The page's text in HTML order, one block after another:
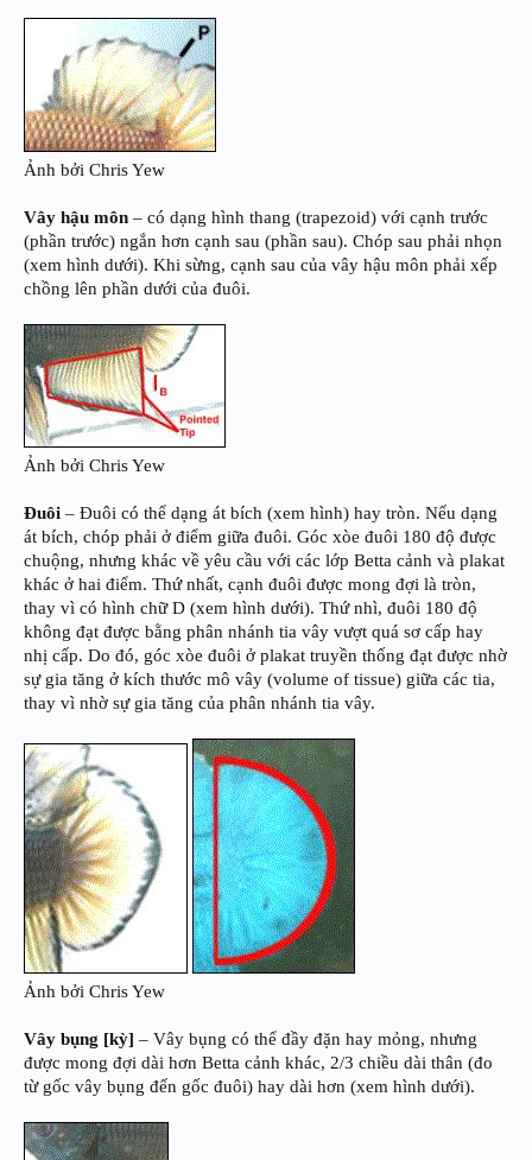
Ảnh bởi Chris Yew
Vây hậu môn – có dạng hình thang (trapezoid) với cạnh trước
(phần trước) ngắn hơn cạnh sau (phần sau). Chóp sau phải nhọn
(xem hình dưới). Khi sừng, cạnh sau của vây hậu môn phải xếp
chồng lên phần dưới của đuôi.
Ảnh bởi Chris Yew
Đuôi – Đuôi có thể dạng át bích (xem hình) hay tròn. Nếu dạng
át bích, chóp phải ở điểm giữa đuôi. Góc xòe đuôi 180 độ được
chuộng, nhưng khác về yêu cầu với các lớp Betta cảnh và plakat
khác ở hai điểm. Thứ nhất, cạnh đuôi được mong đợi là tròn,
thay vì có hình chữ D (xem hình dưới). Thứ nhì, đuôi 180 độ
không đạt được bằng phân nhánh tia vây vượt quá sơ cấp hay
nhị cấp. Do đó, góc xòe đuôi ở plakat truyền thống đạt được nhờ
sự gia tăng ở kích thước mô vây (volume of tissue) giữa các tia,
thay vì nhờ sự gia tăng của phân nhánh tia vây.
Ảnh bởi Chris Yew
Vây bụng [kỳ] – Vây bụng có thể đầy đặn hay mỏng, nhưng
được mong đợi dài hơn Betta cảnh khác, 2/3 chiều dài thân (đo
từ gốc vây bụng đến gốc đuôi) hay dài hơn (xem hình dưới).